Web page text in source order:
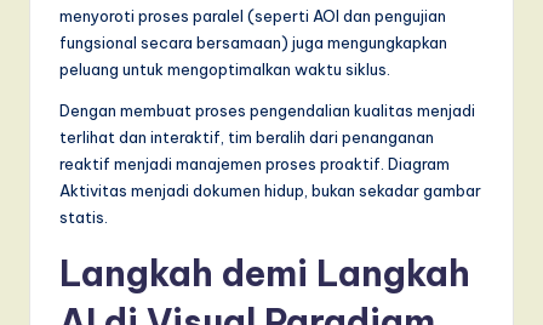
menyoroti proses paralel (seperti AOI dan pengujian
fungsional secara bersamaan) juga mengungkapkan
peluang untuk mengoptimalkan waktu siklus.
Dengan membuat proses pengendalian kualitas menjadi
terlihat dan interaktif, tim beralih dari penanganan
reaktif menjadi manajemen proses proaktif. Diagram
Aktivitas menjadi dokumen hidup, bukan sekadar gambar
statis.
Langkah demi Langkah